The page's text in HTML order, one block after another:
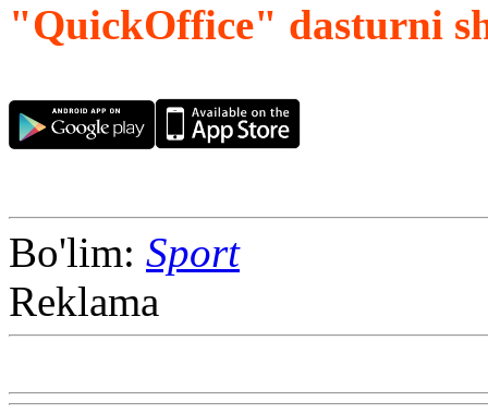
"QuickOffice" dasturni
Bo'lim: Sport
Reklama